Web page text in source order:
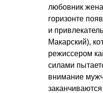
любовник
горизонте
и
Макарский),
режиссером
силами
внимание